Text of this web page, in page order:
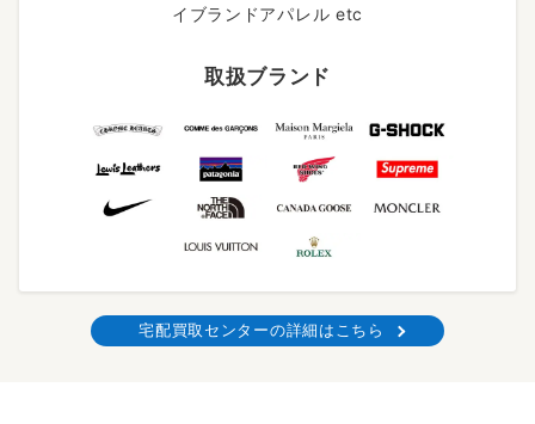
イブランドアパレル etc
取扱ブランド
宅配買取センターの詳細はこちら